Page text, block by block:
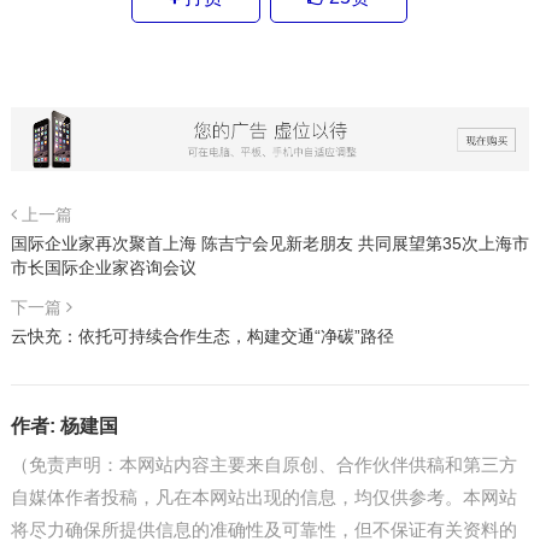
上一篇
国际企业家再次聚首上海 陈吉宁会见新老朋友 共同展望第35次上海市
市长国际企业家咨询会议
下一篇
云快充：依托可持续合作生态，构建交通“净碳”路径
作者: 杨建国
（免责声明：本网站内容主要来自原创、合作伙伴供稿和第三方
自媒体作者投稿，凡在本网站出现的信息，均仅供参考。本网站
将尽力确保所提供信息的准确性及可靠性，但不保证有关资料的